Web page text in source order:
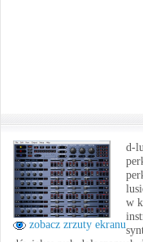
zobacz zrzuty ekranu
d-
w